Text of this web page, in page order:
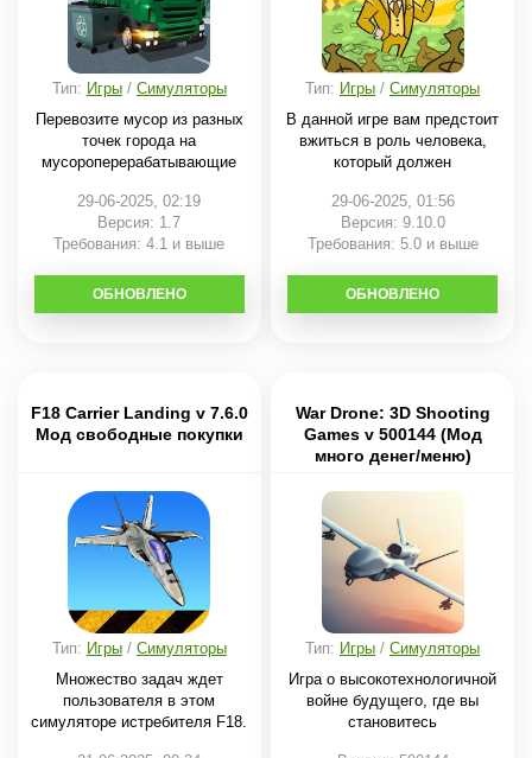
Тип: Игры/ Симуляторы
Перевозите мусор из разных
точек города на
мусороперерабатывающие
29-06-2025, 02:19
Версия: 1.7
Требования: 4.1 и выше
СКАЧАТЬ
ОБНОВЛЕНО
Тип: Игры /Симуляторы
В данной игре вам предстоит
вжиться в роль человека,
который должен
29-06-2025, 01:56
Версия: 9.10.0
Требования: 5.0 и выше
СКАЧАТЬ
ОБНОВЛЕНО
F18 Carrier Landing v 7.6.0
Мод свободные покупки
Тип: Игры/ Симуляторы
Множество задач ждет
пользователя в этом
симуляторе истребителя F18.
War Drone: 3D Shooting
Games v 500144 (Мод
много денег/меню)
Тип: Игры /Симуляторы
Игра о высокотехнологичной
войне будущего, где вы
становитесь